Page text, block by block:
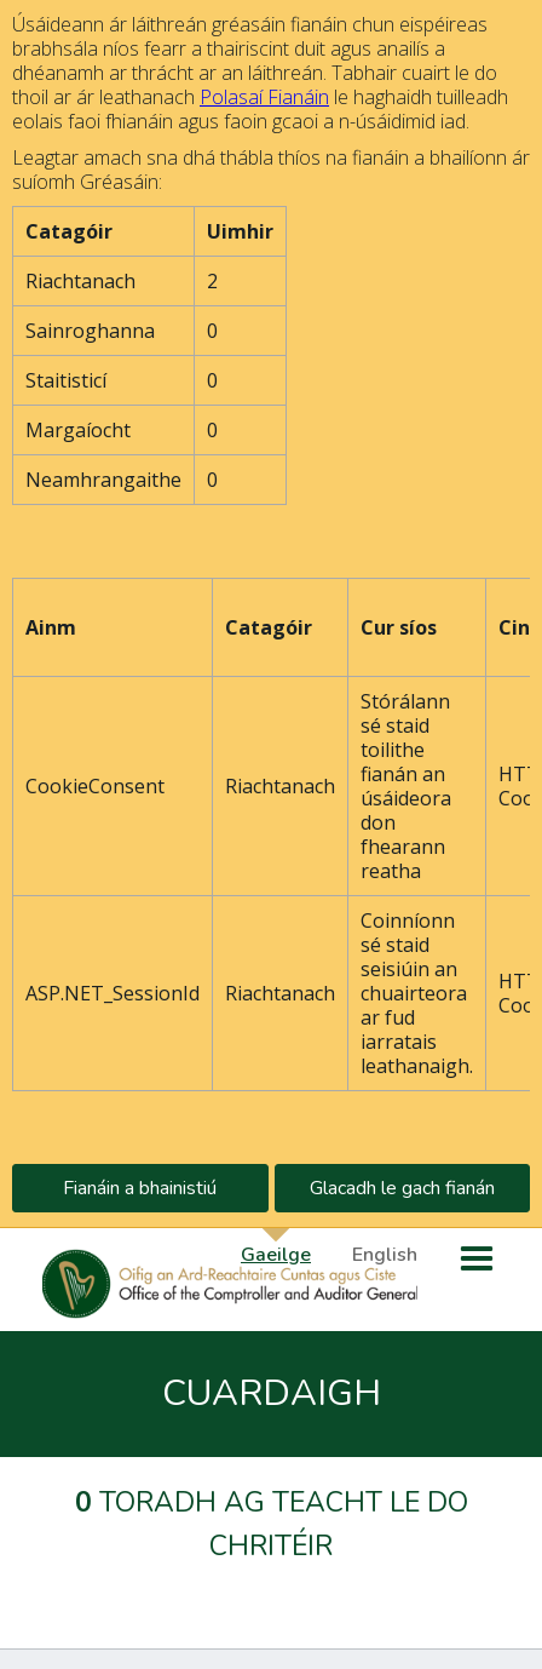
Úsáideann ár láithreán gréasáin fianáin chun eispéireas
brabhsála níos fearr a thairiscint duit agus anailís a
dhéanamh ar thrácht ar an láithreán. Tabhair cuairt le do
thoil ar ár leathanach Polasaí Fianáin le haghaidh tuilleadh
eolais faoi fhianáin agus faoin gcaoi a n-úsáidimid iad.
Leagtar amach sna dhá thábla thíos na fianáin a bhailíonn ár
suíomh Gréasáin:
Catagóir
Uimhir
Riachtanach
2
Sainroghanna
0
Staitisticí
0
Margaíocht
0
Neamhrangaithe
0
Ainm Catagóir Cur síos
CookieConsent Riachtanach
Stórálann
sé staid
toilithe
fianán an
úsáideora
don
fhearann ​​
reatha
ASP.NET_SessionId Riachtanach
Coinníonn
sé staid
seisiúin an
chuairteora
ar fud
iarratais
leathanaigh.
Fianáin a bhainistiú Glacadh le gach fianán
Gaeilge English
CUARDAIGH
0 TORADH AG TEACHT LE DO
CHRITÉIR